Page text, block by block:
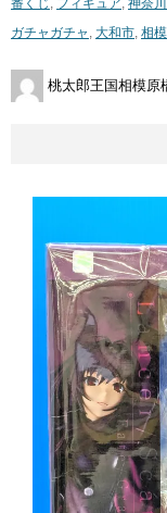
ガチャガチャ 大和市 相
桃太郎王国相模原